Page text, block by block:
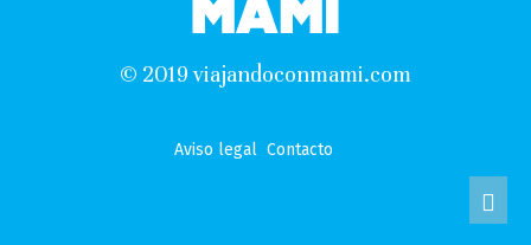
© 2019 viajandoconmami.com
Aviso legal Contacto